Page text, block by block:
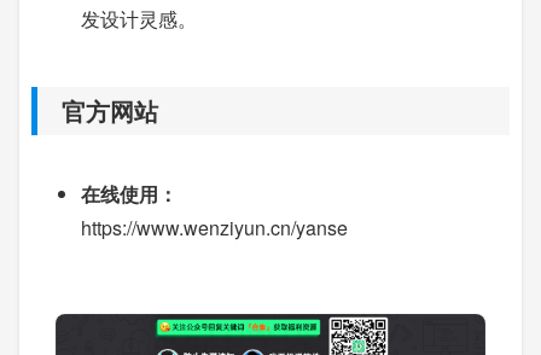
发设计灵感。
官方网站
在线使用：
https://www.wenziyun.cn/yanse